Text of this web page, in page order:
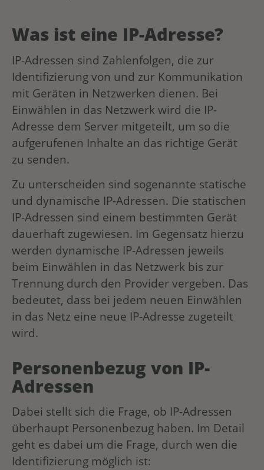
Was ist eine IP-Adresse?
IP-Adressen sind Zahlenfolgen, die zur
Identifizierung von und zur Kommunikation
mit Geräten in Netzwerken dienen. Bei
Einwählen in das Netzwerk wird die IP-
Adresse dem Server mitgeteilt, um so die
aufgerufenen Inhalte an das richtige Gerät
zu senden.
Zu unterscheiden sind sogenannte statische
und dynamische IP-Adressen. Die statischen
IP-Adressen sind einem bestimmten Gerät
dauerhaft zugewiesen. Im Gegensatz hierzu
werden dynamische IP-Adressen jeweils
beim Einwählen in das Netzwerk bis zur
Trennung durch den Provider vergeben. Das
bedeutet, dass bei jedem neuen Einwählen
in das Netz eine neue IP-Adresse zugeteilt
wird.
Personenbezug von IP-
Adressen
Dabei stellt sich die Frage, ob IP-Adressen
überhaupt Personenbezug haben. Im Detail
geht es dabei um die Frage, durch wen die
Identifizierung möglich ist: